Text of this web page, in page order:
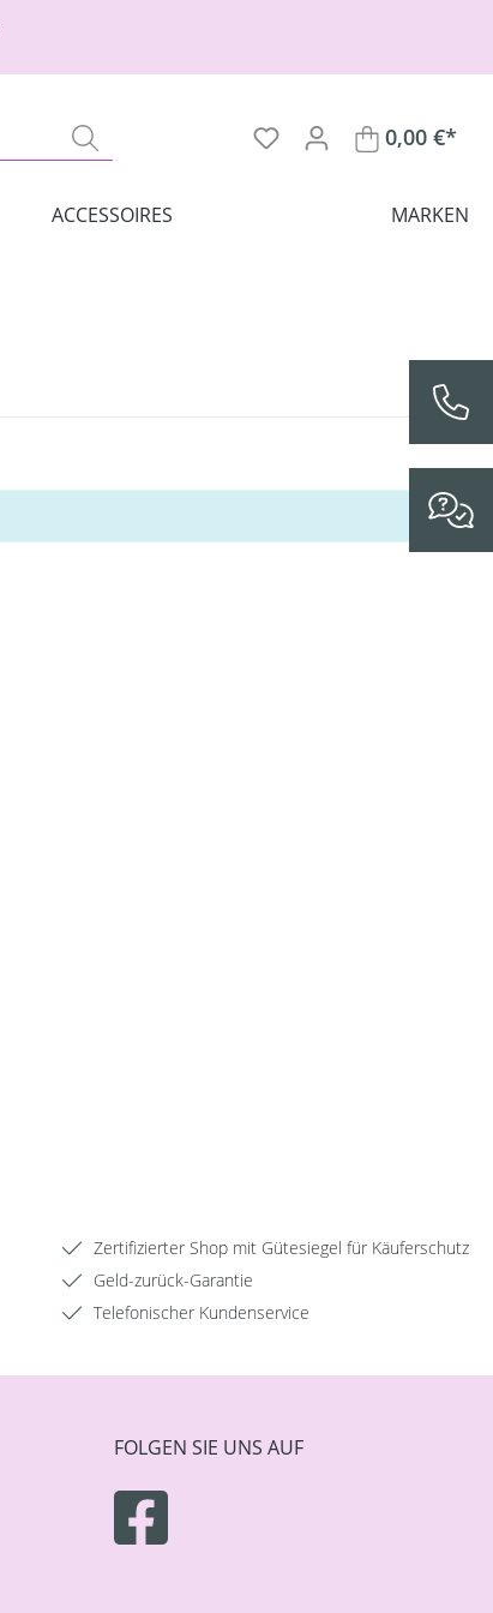
0,00 €*
ACCESSOIRES MARKEN
Zertifizierter Shop mit Gütesiegel für Käuferschutz
Geld-zurück-Garantie
Telefonischer Kundenservice
FOLGEN SIE UNS AUF